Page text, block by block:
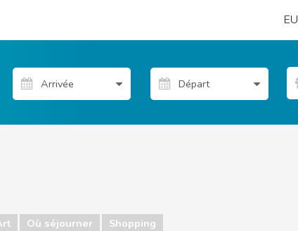
Où séjourner Shopping